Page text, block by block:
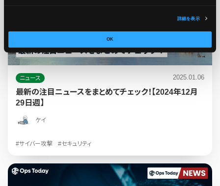
詳細を表示
OK
ニュース 2025.01.06
最新の注目ニュースをまとめてチェック！【2024年12月
29日週】
ケイ
#サイバー攻撃 #セキュリティ